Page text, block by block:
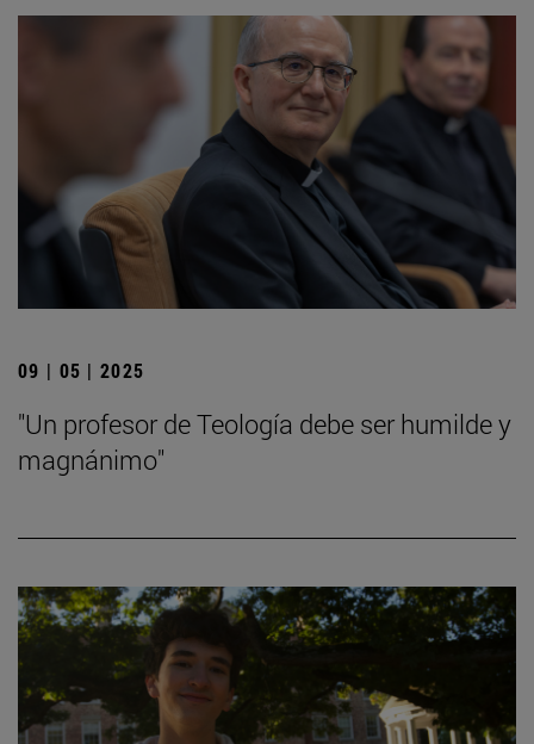
09 | 05 | 2025
"Un profesor de Teología debe ser humilde y
magnánimo"